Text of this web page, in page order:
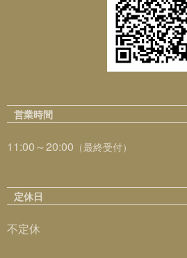
営業時間
11:00～20:00 （最終受付）
定休日
不定休